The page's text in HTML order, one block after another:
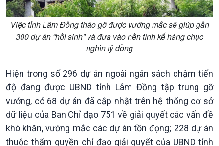
Sức sống hàng Việt
Khởi nghiệp
Tuyên chiến với gian lận
thương mại
Biển đảo Việt Nam
Tâm tình biên giới và hải
đảo
Tìm hiểu biển, đảo Việt
Nam
Xã hội
Tin Đời sống & Xã hội
Khoa học & Công nghệ
Tin Khoa học & Công nghệ
Việc tỉnh Lâm Đồng tháo gỡ được vướng mắc sẽ giúp gần
300 dự án “hồi sinh” và đưa vào nền tình kế hàng chục
nghìn tỷ đồng
Hiện trong số 296 dự án ngoài ngân sách chậm tiến
độ đang được UBND tỉnh Lâm Đồng tập trung gỡ
vướng, có 68 dự án đã cập nhật trên hệ thống cơ sở
dữ liệu của Ban Chỉ đạo 751 về giải quyết các vấn đề
khó khăn, vướng mắc các dự án tồn đọng; 228 dự án
thuộc thẩm quyền chỉ đạo giải quyết của UBND tỉnh